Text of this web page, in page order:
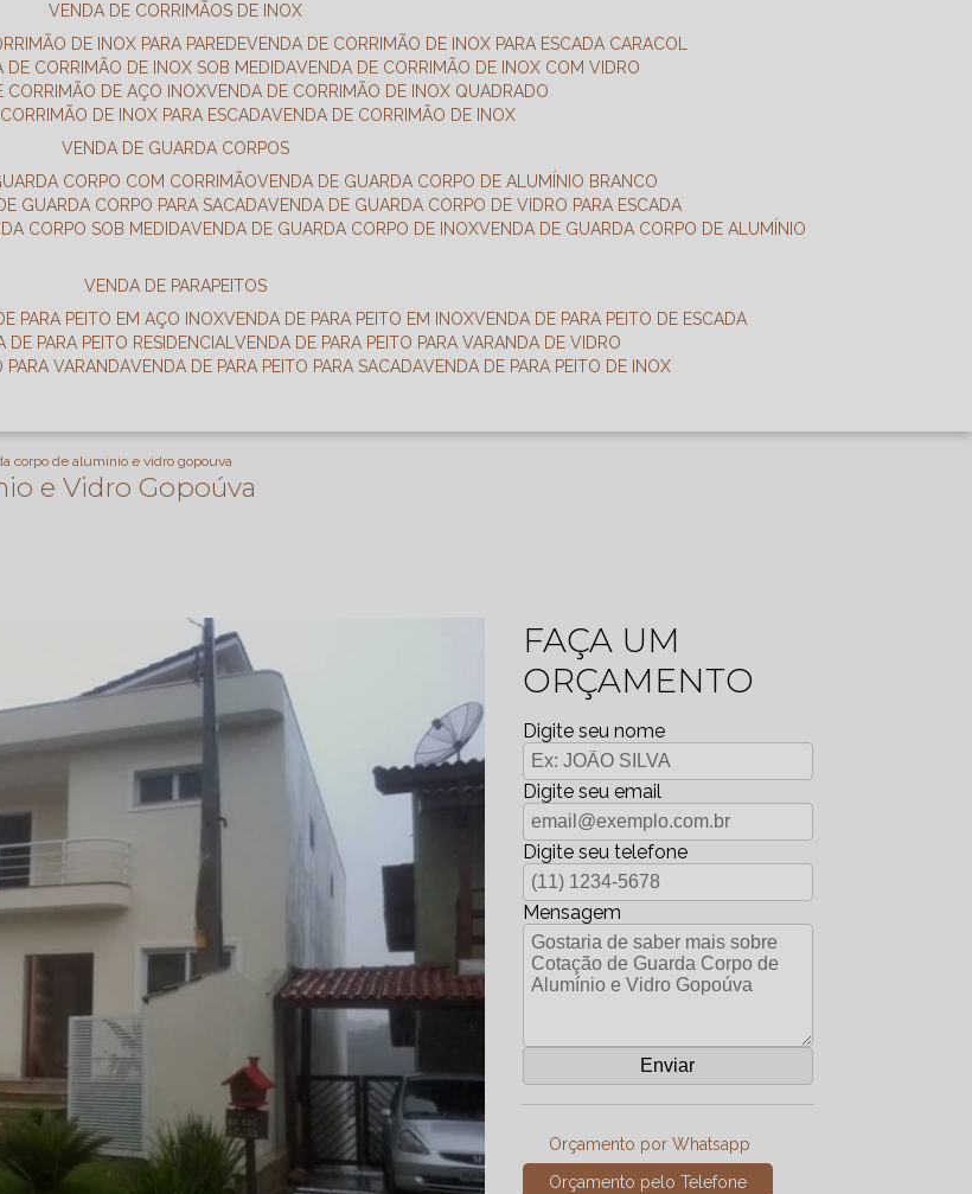
VENDA DE CORRIMÃOS DE INOX
DE INOX PARA PAREDE
VENDA DE CORRIMÃO DE INOX PARA ESCADA CARACOL
DE CORRIMÃO DE INOX SOB MEDIDA
VENDA DE CORRIMÃO DE INOX COM VIDRO
CORRIMÃO DE AÇO INOX
VENDA DE CORRIMÃO DE INOX QUADRADO
CORRIMÃO DE INOX PARA ESCADA
VENDA DE CORRIMÃO DE INOX
VENDA DE GUARDA CORPOS
CORPO COM CORRIMÃO
VENDA DE GUARDA CORPO DE ALUMÍNIO BRANCO
DE GUARDA CORPO PARA SACADA
VENDA DE GUARDA CORPO DE VIDRO PARA ESCADA
CORPO SOB MEDIDA VENDA DE GUARDA CORPO DE INOX
VENDA DE GUARDA CORPO DE ALUMÍNIO
VENDA DE PARAPEITOS
DE PARA PEITO EM AÇO INOX VENDA DE PARA PEITO EM INOX
VENDA DE PARA PEITO DE ESCADA
DE PARA PEITO RESIDENCIAL
VENDA DE PARA PEITO PARA VARANDA DE VIDRO
PARA VARANDA VENDA DE PARA PEITO PARA SACADA
VENDA DE PARA PEITO DE INOX
corpo de aluminio e vidro gopouva
e Vidro Gopoúva
FAÇA UM
ORÇAMENTO
Digite seu nome
Digite seu email
Digite seu telefone
Mensagem
Orçamento por Whatsapp
Orçamento pelo Telefone